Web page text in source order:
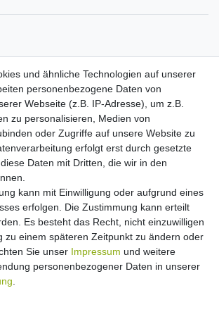
ich die Daten­schutz­erklärunggelesen habe. Meine
widerrufen.**
und ähnliche Technologien auf unserer
personenbezogene Daten von
Webseite (z.B. IP-Adresse), um z.B.
zu personalisieren, Medien von
oder Zugriffe auf unsere Website zu
erfolgt erst durch gesetzte
Daten mit Dritten, die wir in den
kann mit Einwilligung oder aufgrund eines
erfolgen. Die Zustimmung kann erteilt
Es besteht das Recht, nicht einzuwilligen
zu einem späteren Zeitpunkt zu ändern oder
Sie unser Impressum und weitere
personenbezogener Daten in unserer